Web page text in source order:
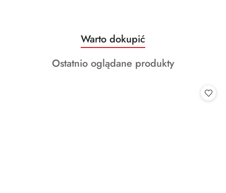
Pomiń karuzelę produktów
Produkty
o
statusie:
Warto dokupić
Produkty
Ostatnio oglądane produkty